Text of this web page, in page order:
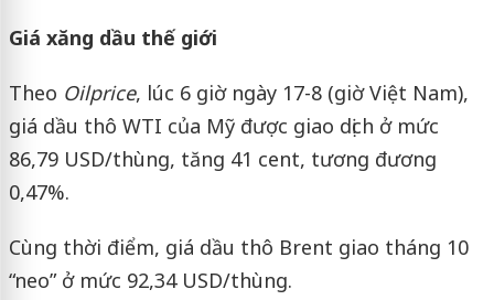
Giá xăng dầu thế giới
Theo Oilprice, lúc 6 giờ ngày 17-8 (giờ Việt Nam),
giá dầu thô WTI của Mỹ được giao dịch ở mức
86,79 USD/thùng, tăng 41 cent, tương đương
0,47%.
Cùng thời điểm, giá dầu thô Brent giao tháng 10
“neo” ở mức 92,34 USD/thùng.